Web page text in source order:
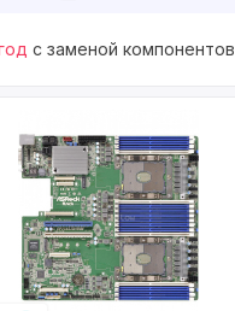
с заменой компонентов